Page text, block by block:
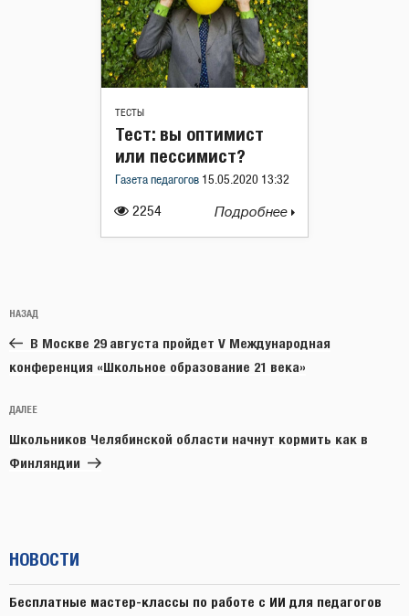
ТЕСТЫ
2254
Тест: вы оптимист
или пессимист?
Газета педагогов 15.05.2020 13:32
Подробнее
по
записям
Предыдущая
запись:
НАЗАД
В Москве 29 августа пройдет V Международная
конференция «Школьное образование 21 века»
Следующая
запись
ДАЛЕЕ
Школьников Челябинской области начнут кормить как в
Финляндии
НОВОСТИ
Бесплатные мастер-классы по работе с ИИ для педагогов